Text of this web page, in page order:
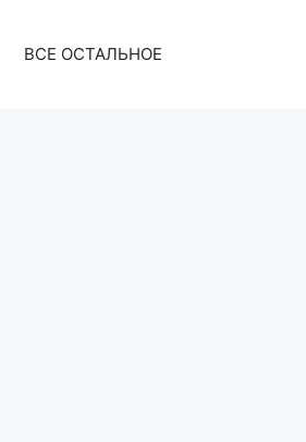
ВСЕ ОСТАЛЬНОЕ